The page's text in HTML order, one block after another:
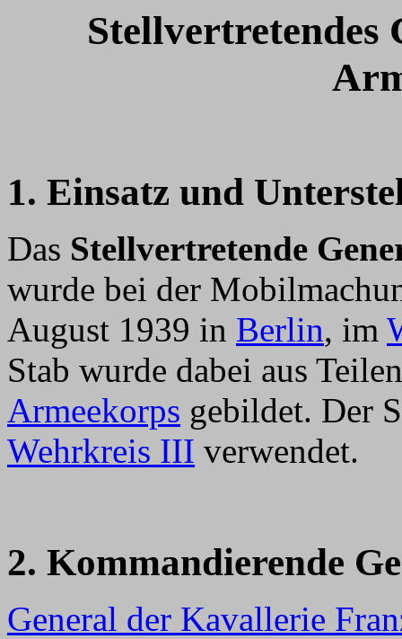
1. Einsatz und
Das Stellvertretende
wurde bei der
August 1939 in Berlin, im
Stab wurde dabei aus
Armeekorps gebildet. Der
Wehrkreis III verwendet.
2. Kommandierende
General der Kavallerie